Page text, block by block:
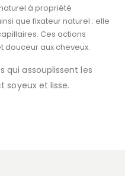
à propriété
que fixateur naturel : elle
Ces actions
douceur aux cheveux.
qui assouplissent les
soyeux et lisse.